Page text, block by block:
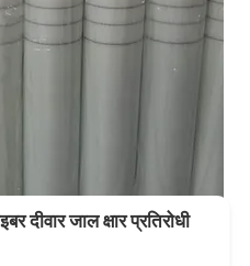
दीवार जाल क्षार प्रतिरोधी